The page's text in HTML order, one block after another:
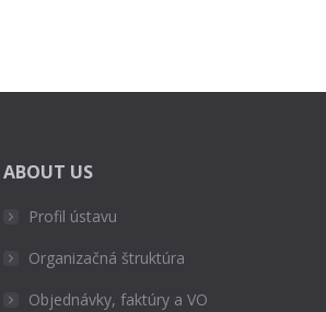
ABOUT US
Profil ústavu
Organizačná štruktúra
Objednávky, faktúry a VO